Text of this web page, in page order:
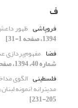
ف
فروپاشی ظهور
1394، صفحه 1-31]
فضا مفهوم‌پردازی
شماره 40، 1394، صفحه 32-60]
فلسطینی الگوی
مدیترانه (نمونه
205-231]